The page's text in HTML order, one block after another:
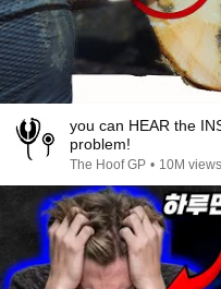
you can HEAR the
problem!
The Hoof GP • 10M views